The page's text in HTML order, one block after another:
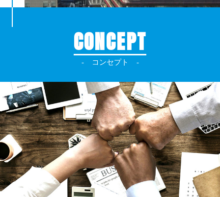
CONCEPT
コンセプト